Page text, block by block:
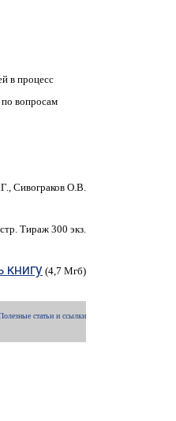
в процесс
по вопросам
Сивограков О.В.
Тираж 300 экз.
книгу(4,7 Мгб)
статьи и ссылки